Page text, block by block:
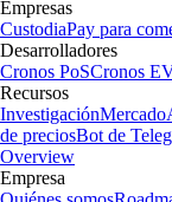
Empresas
CustodiaPay para
Desarrolladores
Cronos PoSCronos
Recursos
InvestigaciónMercado
de preciosBot de
Overview
Empresa